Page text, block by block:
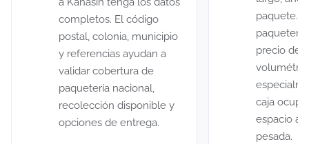
completos. El código
postal, colonia, municipio
y referencias ayudan a
validar cobertura de
paquetería nacional,
recolección disponible y
opciones de entrega.
paquete.
precio de
caja
espacio
pesada.